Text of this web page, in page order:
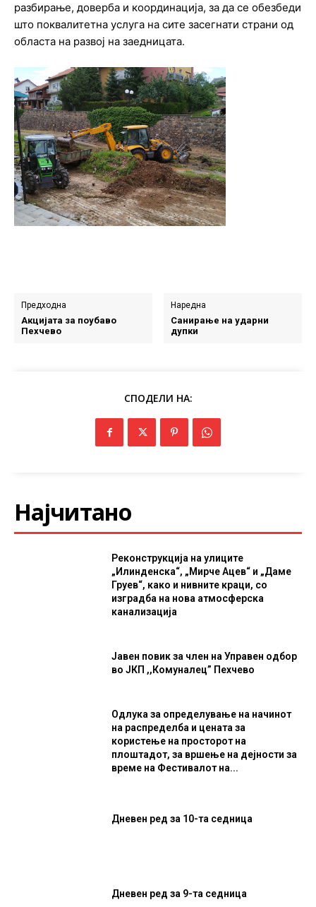
разбирање, доверба и координација, за да се обезбеди
што поквалитетна услуга на сите засегнати страни од
областа на развој на заедницата.
Предходна
Акцијата за поубаво
Пехчево
Наредна
Санирање на ударни
дупки
СПОДЕЛИ НА:
Најчитано
Реконструкција на улиците
„Илинденска“, „Мирче Ацев“ и „Даме
Груев“, како и нивните краци, со
изградба на нова атмосферска
канализација
Јавен повик за член на Управен одбор
во ЈКП ,,Комуналец” Пехчево
Одлука за определување на начинот
на распределба и цената за
користење на просторот на
плоштадот, за вршење на дејности за
време на Фестивалот на...
Дневен ред за 10-та седница
Дневен ред за 9-та седница